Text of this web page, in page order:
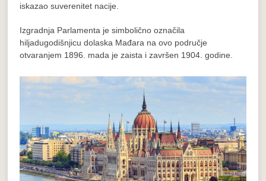
iskazao suverenitet nacije.
Izgradnja Parlamenta je simbolično označila
hiljadugodišnjicu dolaska Mađara na ovo područje
otvaranjem 1896. mada je zaista i završen 1904. godine.